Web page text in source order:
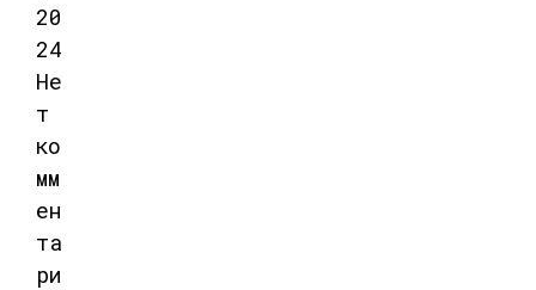
20
24
Не
т
ко
мм
ен
та
ри